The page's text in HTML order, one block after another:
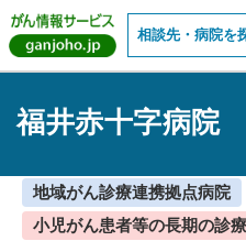
相談先・病院を
福井赤十字病院
地域がん診療連携拠点病院
小児がん患者等の長期の診